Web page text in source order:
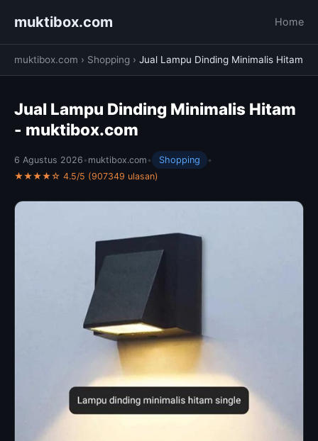
muktibox.com Home
muktibox.com › Shopping › Jual Lampu Dinding Minimalis Hitam
Jual Lampu Dinding Minimalis Hitam
- muktibox.com
6 Agustus 2026 • muktibox.com • Shopping
•
★★★★☆ 4.5/5 (907349 ulasan)